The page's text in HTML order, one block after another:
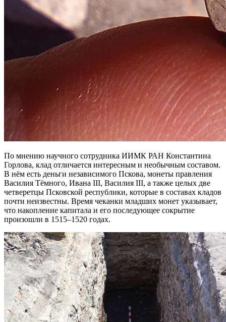
По мнению научного сотрудника ИИМК РАН Константина
Горлова, клад отличается интересным и необычным составом.
В нём есть деньги независимого Пскова, монеты правления
Василия Тёмного, Ивана III, Василия III, а также целых две
четверетцы Псковской республики, которые в составах кладов
почти неизвестны. Время чеканки младших монет указывает,
что накопление капитала и его последующее сокрытие
произошли в 1515–1520 годах.